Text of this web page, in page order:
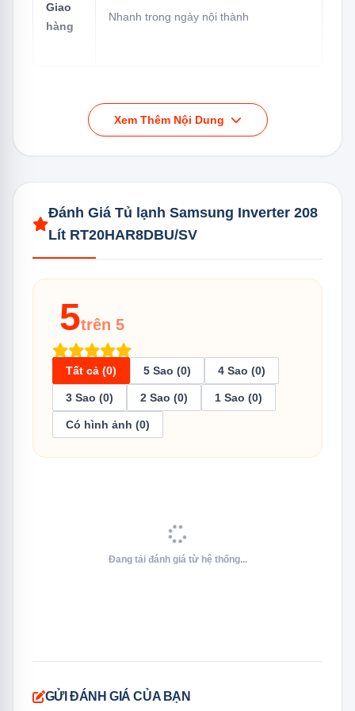
Giao
hàng
Nhanh trong ngày nội thành
RT20HAR8DBU/SV ra mắt năm 2020 nhưng vẫn là một
trong những tủ lạnh Samsung bán chạy nhất thị trường
Việt Nam 5 năm liên tiếp. Lý do:
lít Samsung chính hãng
Tính năng thực chất — Mr.CoolPack và bảo hành
máy nén 20 năm là lợi thế khó tìm ở model khác
cùng giá
Độ tin cậy cao — 5 năm thị trường tích lũy đánh giá
từ hàng chục nghìn người dùng, tỷ lệ hỏng hóc thấp
Loại tủ
Xem Thêm Nội Dung
Đánh Giá Tủ lạnh Samsung Inverter 208
Lít RT20HAR8DBU/SV
5trên 5
Tất cả (0) 5 Sao (0) 4 Sao (0)
3 Sao (0) 2 Sao (0) 1 Sao (0)
Có hình ảnh (0)
Đang tải đánh giá từ hệ thống...
GỬI ĐÁNH GIÁ CỦA BẠN